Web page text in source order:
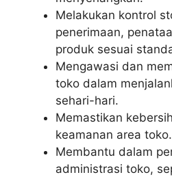
Melakukan kontrol
penerimaan,
produk sesuai
Mengawasi dan
toko dalam
sehari-hari.
Memastikan
keamanan area toko.
Membantu dalam
administrasi toko,